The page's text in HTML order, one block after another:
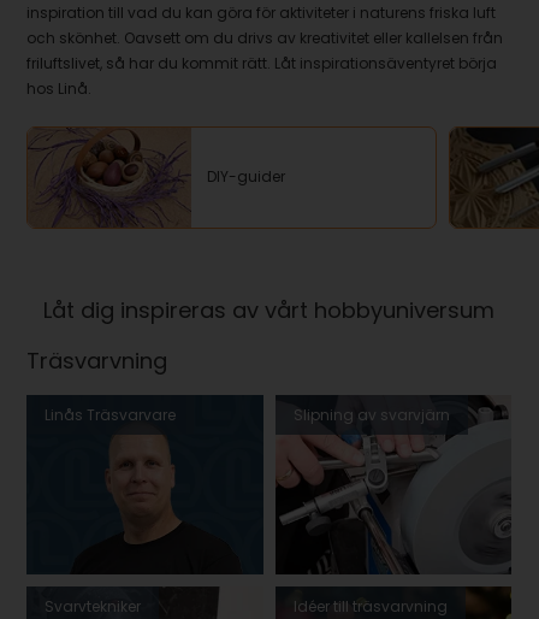
inspiration till vad du kan göra för aktiviteter i naturens friska luft
och skönhet. Oavsett om du drivs av kreativitet eller kallelsen från
friluftslivet, så har du kommit rätt. Låt inspirationsäventyret börja
hos Linå.
DIY-guider
Låt dig inspireras av vårt hobbyuniversum
Träsvarvning
Linås Träsvarvare Slipning av svarvjärn
Svarvtekniker Idéer till träsvarvning